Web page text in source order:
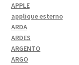
APPLE
applique esterno
ARDA
ARDES
ARGENTO
ARGO